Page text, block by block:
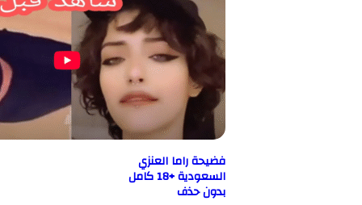
فضيحة راما العنزي
السعودية +18 كامل
بدون حذف